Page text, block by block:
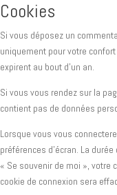
Cookies
Si vous déposez un
uniquement pour votre
expirent au bout d’un an.
Si vous vous rendez sur la
contient pas de données
Lorsque vous vous
préférences d’écran. La
« Se souvenir de moi », votre
cookie de connexion sera